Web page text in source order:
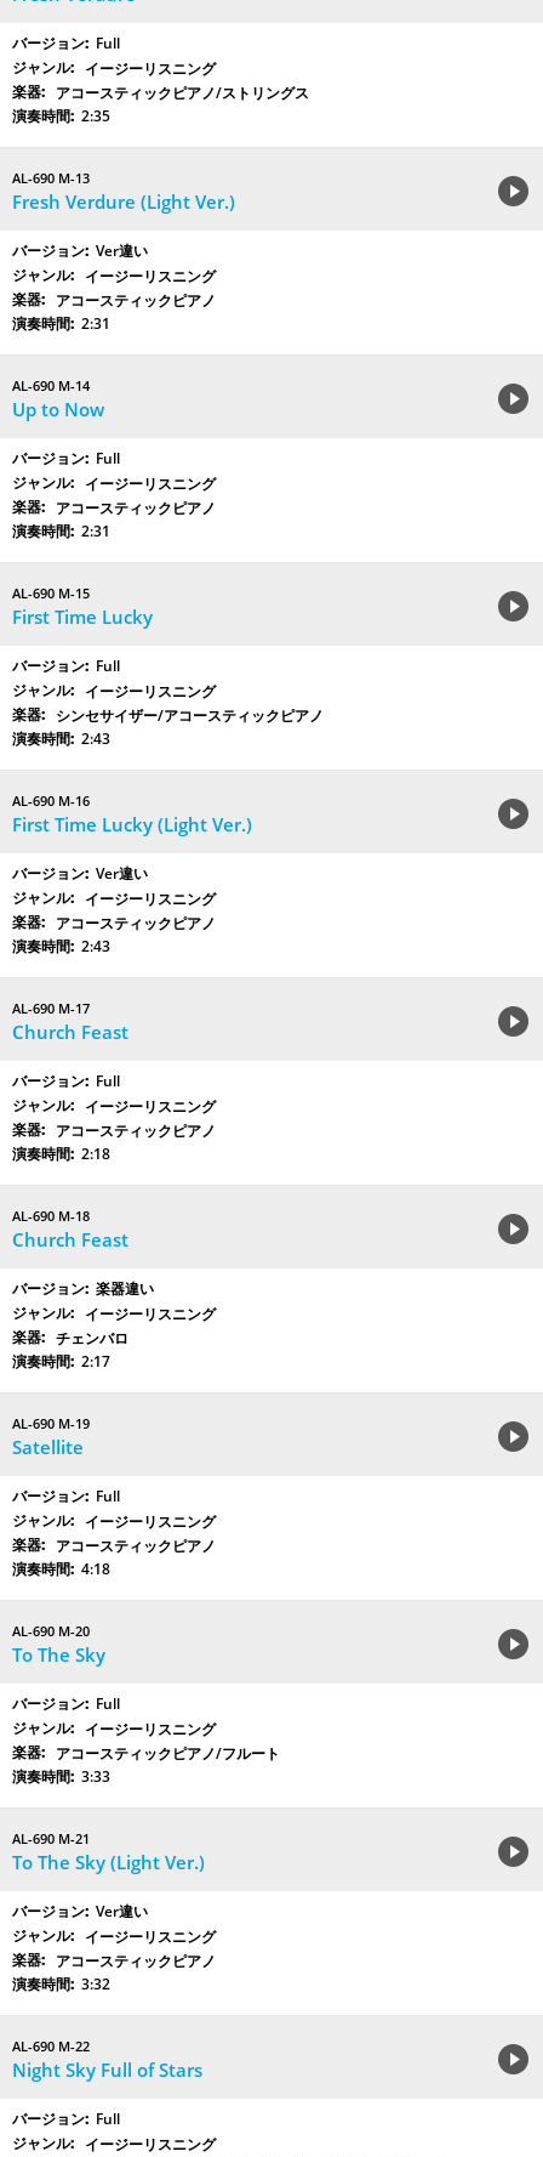
Full
イージーリスニング
アコースティックピアノ/ストリングス
2:35
AL-690 M-13
Fresh Verdure (Light Ver.)
Ver違い
イージーリスニング
アコースティックピアノ
2:31
AL-690 M-14
Up to Now
Full
イージーリスニング
アコースティックピアノ
2:31
AL-690 M-15
First Time Lucky
Full
イージーリスニング
シンセサイザー/アコースティックピアノ
2:43
AL-690 M-16
First Time Lucky (Light Ver.)
Ver違い
イージーリスニング
アコースティックピアノ
2:43
AL-690 M-17
Church Feast
Full
イージーリスニング
アコースティックピアノ
2:18
AL-690 M-18
Church Feast
楽器違い
イージーリスニング
チェンバロ
2:17
AL-690 M-19
Satellite
Full
イージーリスニング
アコースティックピアノ
4:18
AL-690 M-20
To The Sky
Full
イージーリスニング
アコースティックピアノ/フルート
3:33
AL-690 M-21
To The Sky (Light Ver.)
Ver違い
イージーリスニング
アコースティックピアノ
3:32
AL-690 M-22
Night Sky Full of Stars
Full
イージーリスニング